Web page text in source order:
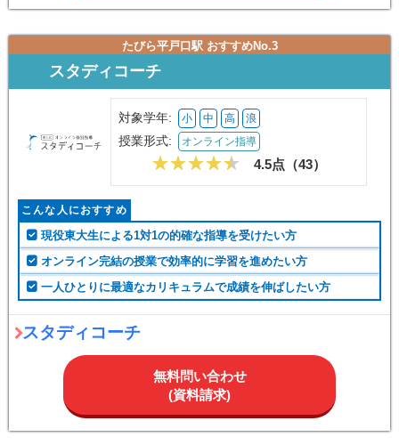
スタディコーチ
対象学年: 小 中 高 浪
授業形式: オンライン指導
4.5点（
現役東大生による1対1の的確な指導を受けたい方
オンライン完結の授業で効率的に学習を進めたい方
一人ひとりに最適なカリキュラムで成績を伸ばしたい方
スタディコーチ
無料問い合わせ
(資料請求)